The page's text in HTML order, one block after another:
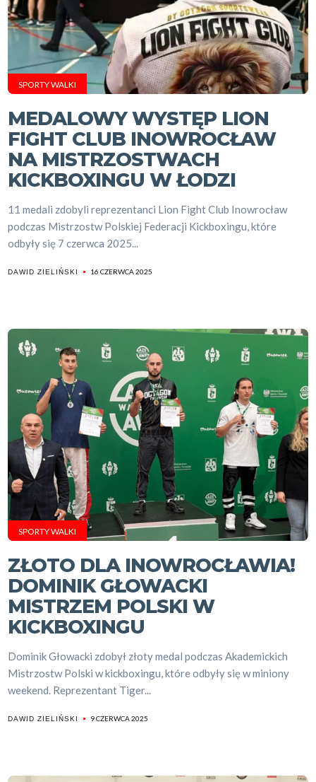
SPORTY WALKI
MEDALOWY WYSTĘP LION
FIGHT CLUB INOWROCŁAW
NA MISTRZOSTWACH
KICKBOXINGU W ŁODZI
11 medali zdobyli reprezentanci Lion Fight Club Inowrocław
podczas Mistrzostw Polskiej Federacji Kickboxingu, które
odbyły się 7 czerwca 2025...
DAWID ZIELIŃSKI 16 CZERWCA 2025
SPORTY WALKI
ZŁOTO DLA INOWROCŁAWIA!
DOMINIK GŁOWACKI
MISTRZEM POLSKI W
KICKBOXINGU
Dominik Głowacki zdobył złoty medal podczas Akademickich
Mistrzostw Polski w kickboxingu, które odbyły się w miniony
weekend. Reprezentant Tiger...
DAWID ZIELIŃSKI 9 CZERWCA 2025